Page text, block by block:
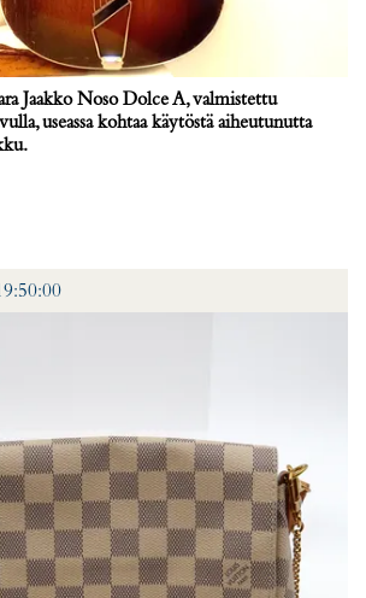
Jaakko Noso Dolce A, valmistettu
useassa kohtaa käytöstä aiheutunutta